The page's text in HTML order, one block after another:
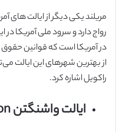
مریلند یکی دیگر از ایالت
رواج دارد و سرود ملی آمریکا در
از بهترین شهرهای این ایالت
راکویل اشاره کرد.
ایالت واشنگتن Washington